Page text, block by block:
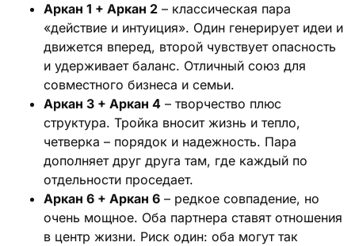
Аркан 1 + Аркан 2 – классическая пара
«действие и интуиция». Один генерирует идеи и
движется вперед, второй чувствует опасность
и удерживает баланс. Отличный союз для
совместного бизнеса и семьи.
Аркан 3 + Аркан 4 – творчество плюс
структура. Тройка вносит жизнь и тепло,
четверка – порядок и надежность. Пара
дополняет друг друга там, где каждый по
отдельности проседает.
Аркан 6 + Аркан 6 – редкое совпадение, но
очень мощное. Оба партнера ставят отношения
в центр жизни. Риск один: оба могут так